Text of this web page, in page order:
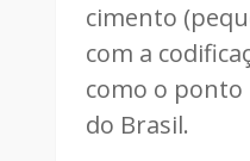
cimento
com a
como o
do Brasil.